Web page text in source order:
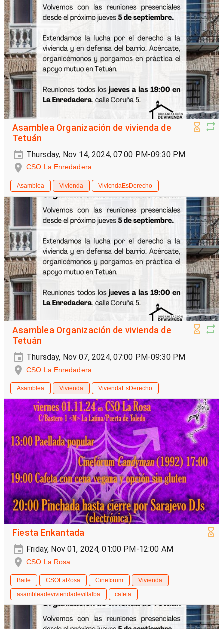
Asamblea Organización de vivienda de
Tetuán
Thursday, Nov 14, 2024, 07:00 PM-09:30 PM
CSO La Enredadera
Asamblea Vivienda ViviendaEsDerecho
Asamblea Organización de vivienda de
Tetuán
Thursday, Nov 07, 2024, 07:00 PM-09:30 PM
CSO La Enredadera
Asamblea Vivienda ViviendaEsDerecho
Fiesta Enkantada
Friday, Nov 01, 2024, 01:00 PM-12:00 AM
CSO La Rosa
Baile CSOLaRosa Cineforum
Vivienda
asambleadeviviendadevillalba
cafeta